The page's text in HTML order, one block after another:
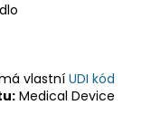
vlastní UDI kód
Medical Device